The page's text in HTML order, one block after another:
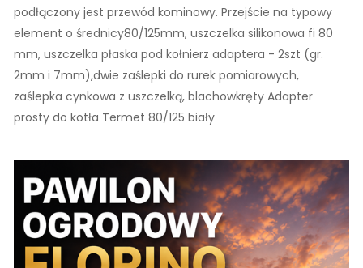
podłączony jest przewód kominowy. Przejście na typowy
element o średnicy80/125mm, uszczelka silikonowa fi 80
mm, uszczelka płaska pod kołnierz adaptera - 2szt (gr.
2mm i 7mm),dwie zaślepki do rurek pomiarowych,
zaślepka cynkowa z uszczelką, blachowkręty Adapter
prosty do kotła Termet 80/125 biały